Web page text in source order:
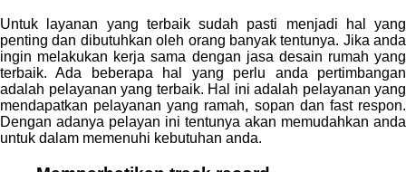
Untuk layanan yang terbaik sudah pasti menjadi hal yang
penting dan dibutuhkan oleh orang banyak tentunya. Jika anda
ingin melakukan kerja sama dengan jasa desain rumah yang
terbaik. Ada beberapa hal yang perlu anda pertimbangan
adalah pelayanan yang terbaik. Hal ini adalah pelayanan yang
mendapatkan pelayanan yang ramah, sopan dan fast respon.
Dengan adanya pelayan ini tentunya akan memudahkan anda
untuk dalam memenuhi kebutuhan anda.